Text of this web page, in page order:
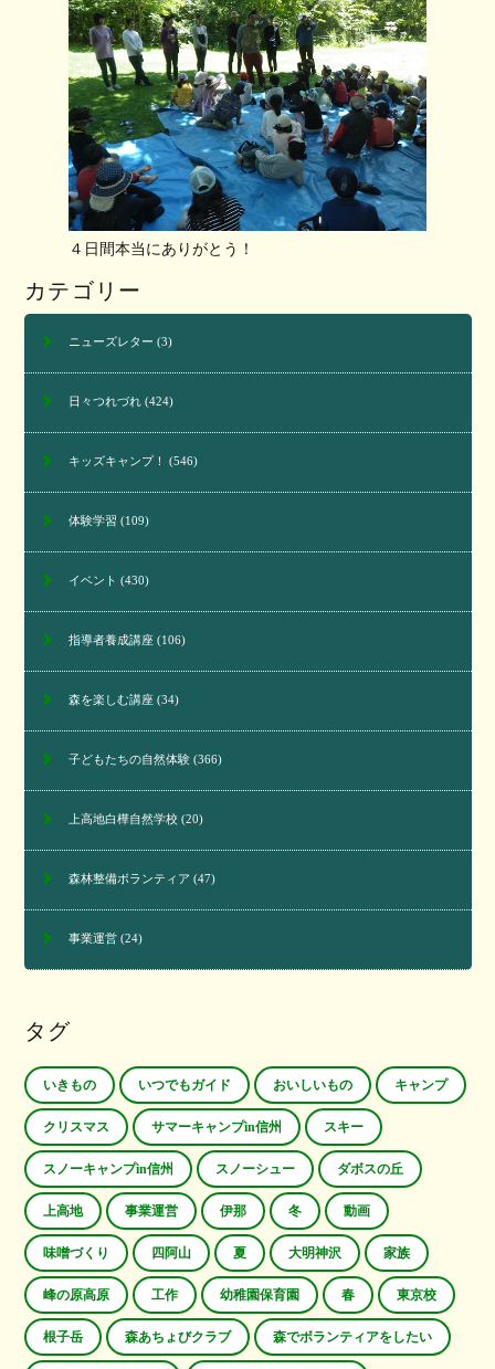
４日間本当にありがとう！
カテゴリー
ニューズレター (3)
日々つれづれ(424)
キッズキャンプ！ (546)
体験学習 (109)
イベント (430)
指導者養成講座(106)
森を楽しむ講座(34)
子どもたちの自然体験(366)
上高地白樺自然学校(20)
森林整備ボランティア (47)
事業運営(24)
タグ
いきもの いつでもガイド おいしいもの キャンプ
クリスマス サマーキャンプin信州 スキー
スノーキャンプin信州 スノーシュー ダボスの丘
上高地 事業運営 伊那 冬 動画
味噌づくり 四阿山 夏 大明神沢 家族
峰の原高原 工作 幼稚園保育園 春 東京校
根子岳 森あちょびクラブ 森でボランティアをしたい